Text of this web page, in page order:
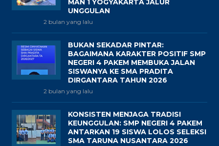
MAN 1 YOGYAKARTA JALUR
UNGGULAN
2 bulan yang lalu
BUKAN SEKADAR PINTAR:
BAGAIMANA KARAKTER POSITIF SMP
NEGERI 4 PAKEM MEMBUKA JALAN
SISWANYA KE SMA PRADITA
DIRGANTARA TAHUN 2026
2 bulan yang lalu
KONSISTEN MENJAGA TRADISI
KEUNGGULAN: SMP NEGERI 4 PAKEM
ANTARKAN 19 SISWA LOLOS SELEKSI
SMA TARUNA NUSANTARA 2026